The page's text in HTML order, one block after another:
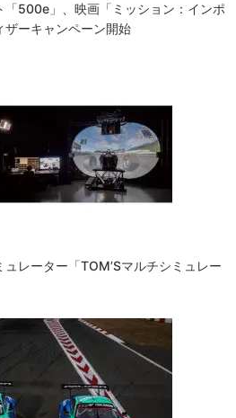
「500e」、映画「ミッション：インポ
ザーキャンペーン開始
ュレーター「TOM’Sマルチシミュレー